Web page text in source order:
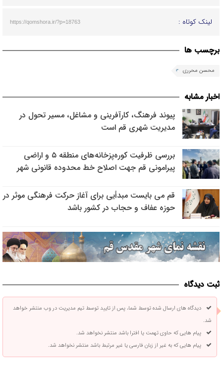
لینک کوتاه : https://qomshora.ir/?p=18763
برچسب ها
محسن محرری
اخبار مشابه
پیوند فرهنگ، کارآفرینی و مشاغل، مسیر تحول در
مدیریت شهری قم است
بررسی ظرفیت کوره‌پزخانه‌های منطقه ۵ و اراضی
پیرامونی قم جهت اصلاح خط محدوده قانونی شهر
قم می بایست مبدأیی برای آغاز حرکت فرهنگی موثر در
حوزه عفاف و حجاب در کشور باشد
ثبت دیدگاه
دیدگاه های ارسال شده توسط شما، پس از تایید توسط تیم مدیریت در وب منتشر خواهد
شد.
پیام هایی که حاوی تهمت یا افترا باشد منتشر نخواهد شد.
پیام هایی که به غیر از زبان فارسی یا غیر مرتبط باشد منتشر نخواهد شد.